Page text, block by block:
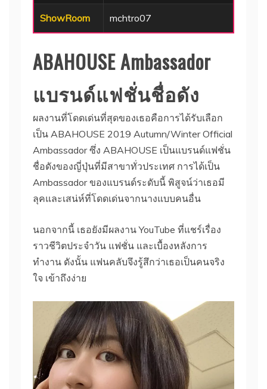
ShowRoom mchtro07
ABAHOUSE Ambassador
แบรนด์แฟชั่นชื่อดัง
ผลงานที่โดดเด่นที่สุดของเธอคือการได้รับเลือก
เป็น ABAHOUSE 2019 Autumn/Winter Official
Ambassador ซึ่ง ABAHOUSE เป็นแบรนด์แฟชั่น
ชื่อดังของญี่ปุ่นที่มีสาขาทั่วประเทศ การได้เป็น
Ambassador ของแบรนด์ระดับนี้ พิสูจน์ว่าเธอมี
ลุคและเสน่ห์ที่โดดเด่นจากนางแบบคนอื่น
นอกจากนี้ เธอยังมีผลงาน YouTube ที่แชร์เรื่อง
ราวชีวิตประจำวัน แฟชั่น และเบื้องหลังการ
ทำงาน ดังนั้น แฟนคลับจึงรู้สึกว่าเธอเป็นคนจริง
ใจ เข้าถึงง่าย